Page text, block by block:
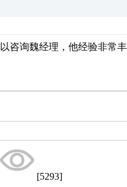
咨询魏经理，他经验非常
[5293]